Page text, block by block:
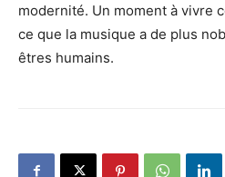
modernité. Un moment à vivre
ce que la musique a de plus
êtres humains.